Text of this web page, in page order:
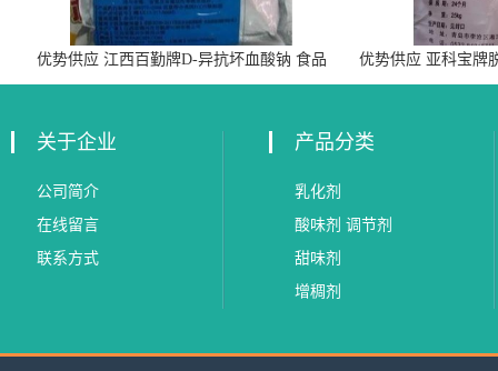
优势供应 江西百勤牌D-异抗坏血酸钠 食品
级抗氧化剂
优势供应 亚科宝牌
关于企业
公司简介
在线留言
联系方式
产品分类
乳化剂
酸味剂 调节剂
甜味剂
增稠剂